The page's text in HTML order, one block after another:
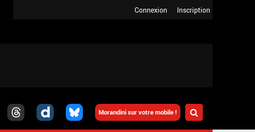
Inscription
Connexion
Morandini sur votre mobile !